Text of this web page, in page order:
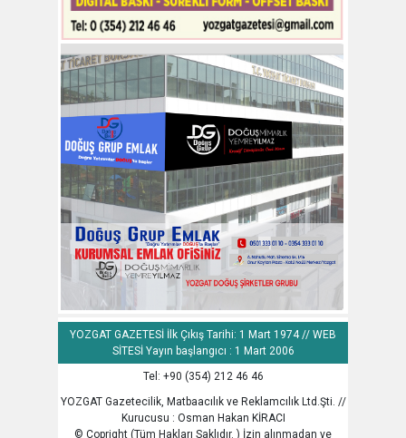
YOZGAT GAZETESİ İlk Çıkış Tarihi: 1 Mart 1974 // WEB
SİTESİ Yayın başlangıcı : 1 Mart 2006
Tel: +90 (354) 212 46 46
YOZGAT Gazetecilik, Matbaacılık ve Reklamcılık Ltd.Şti. //
Kurucusu : Osman Hakan KİRACI
© Copright (Tüm Hakları Saklıdır. ) İzin alınmadan ve